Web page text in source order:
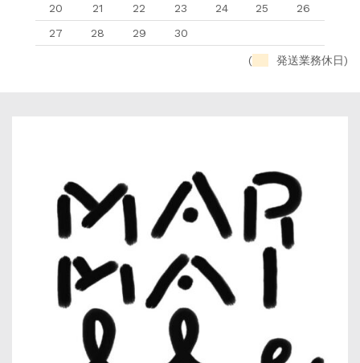
20
21 22 23 24 25
26
27
28 29 30
( 発送業務休日)